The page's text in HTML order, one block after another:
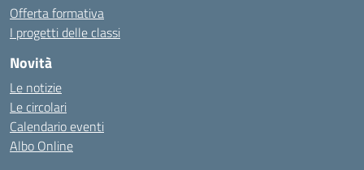
Offerta formativa
I progetti delle classi
Novità
Le notizie
Le circolari
Calendario eventi
Albo Online